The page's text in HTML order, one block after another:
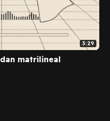
3:29
matrilineal